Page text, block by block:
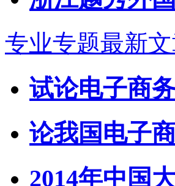
专业专题最新
试论电子商
论我国电子
2014年中国